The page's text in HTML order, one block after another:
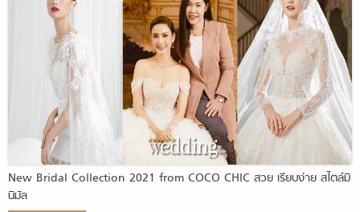
New Bridal Collection 2021 from COCO CHIC สวย เรียบง่าย สไตล์มิ
นิมัล